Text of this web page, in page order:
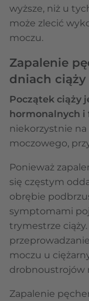
wyższe, niż u
może zlecić
moczu.
Zapalenie
dniach ciąży
Początek ciąży
hormonalnych i
niekorzystnie
moczowego,
Ponieważ
się częstym
obrębie
symptomami
trymestrze
moczu u
drobnoustrojów
Zapalenie